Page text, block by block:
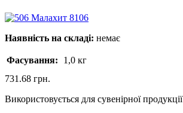
Наявність на складі: немає
Фасування:
1,0 кг
731.68 грн.
Використовується для сувенірної продукції